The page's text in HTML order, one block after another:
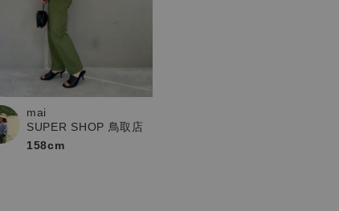
mai
SUPER SHOP 鳥取店
158cm